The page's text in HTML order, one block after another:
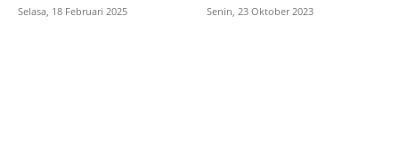
Selasa, 18 Februari 2025 Senin, 23 Oktober 2023